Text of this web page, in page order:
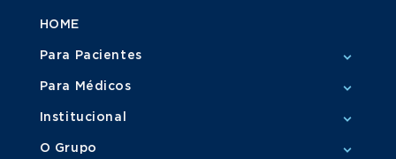
HOME
Para Pacientes
Para Médicos
Institucional
O Grupo